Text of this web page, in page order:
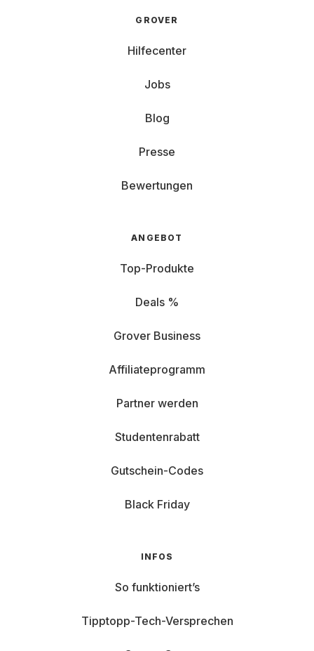
GROVER
Hilfecenter
Jobs
Blog
Presse
Bewertungen
ANGEBOT
Top-Produkte
Deals %
Grover Business
Affiliateprogramm
Partner werden
Studentenrabatt
Gutschein-Codes
Black Friday
INFOS
So funktioniert’s
Tipptopp-Tech-Versprechen